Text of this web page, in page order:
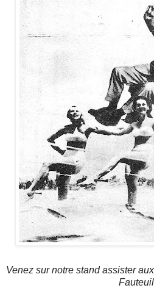
Venez sur notre stand assister
Fauteuil